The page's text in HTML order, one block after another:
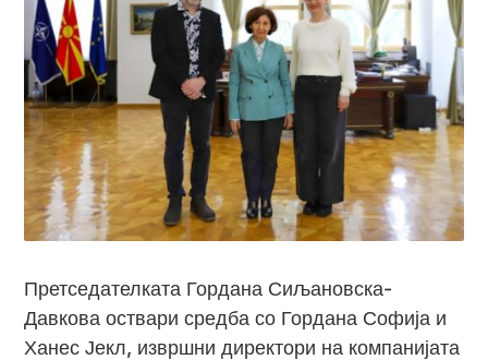
Претседателката Гордана Сиљановска-
Давкова оствари средба со Гордана Софија и
Ханес Јекл, извршни директори на компанијата